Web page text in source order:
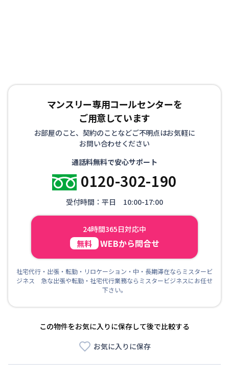
マンスリー専用コールセンターを
ご用意しています
お部屋のこと、契約のことなどご不明点はお気軽に
お問い合わせください
通話料無料で安心サポート
0120-302-190
受付時間：平日 10:00-17:00
24時間365日対応中
無料 WEBから問合せ
社宅代行・出張・転勤・リロケーション・中・長期滞在ならミスタービ
ジネス 急な出張や転勤・社宅代行業務ならミスタービジネスにお任せ
下さい。
この物件をお気に入りに保存して後で比較する
お気に入りに保存